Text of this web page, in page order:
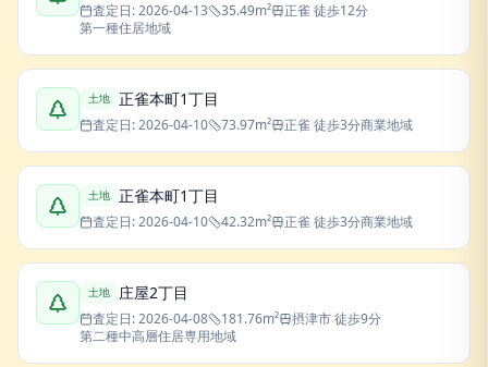
査定日:2026-04-13 35.49m² 正雀 徒歩12分
第一種住居地域
土地 正雀本町1丁目
査定日:2026-04-10 73.97m² 正雀 徒歩3分商業地域
土地 正雀本町1丁目
査定日:2026-04-10 42.32m² 正雀 徒歩3分商業地域
土地 庄屋2丁目
査定日:2026-04-08 181.76m² 摂津市徒歩9分
第二種中高層住居専用地域